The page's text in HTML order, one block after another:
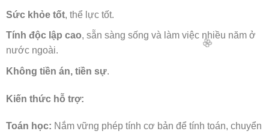
Sức khỏe tốt, thể lực tốt.
Tính độc lập cao, sẵn sàng sống và làm việc nhiều năm ở
nước ngoài.
Không tiền án, tiền sự.
Kiến thức hỗ trợ:
Toán học: Nắm vững phép tính cơ bản để tính toán, chuyển